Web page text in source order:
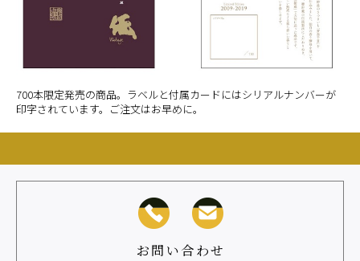
700本限定発売の商品。ラベルと付属カードにはシリアルナンバーが
印字されています。ご注文はお早めに。
お問い合わせ